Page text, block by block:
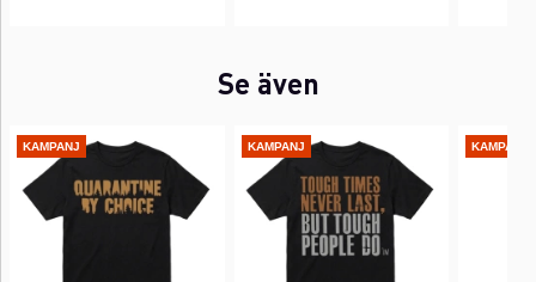
Se även
KAMPANJ KAMPANJ KAMPANJ